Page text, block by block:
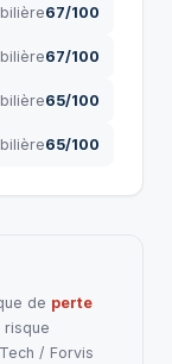
67/100
67/100
65/100
65/100
de perte
risque
/ Forvis